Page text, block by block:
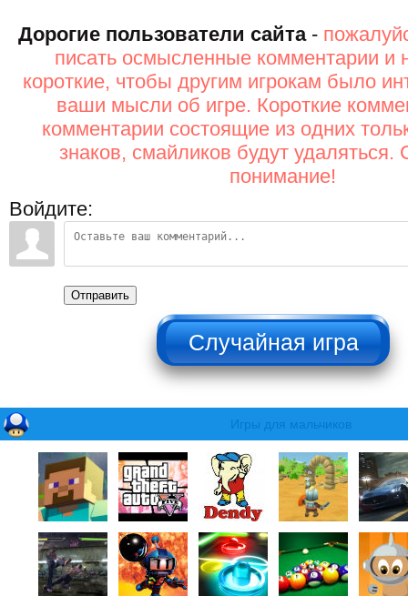
Дорогие пользователи сайта-
писать осмысленные комментарии и
короткие, чтобы другим игрокам было
ваши мысли об игре. Короткие
комментарии состоящие из одних
знаков, смайликов будут удаляться.
понимание!
Войдите:
Отправить
НЕ НАЖИМАТЬ!!!
Игры для мальчиков